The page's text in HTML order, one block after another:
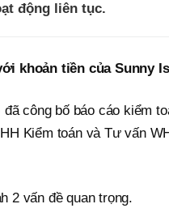
động liên tục.
khoản tiền của Sunny
công bố báo cáo kiểm
Kiểm toán và Tư vấn
2 vấn đề quan trọng.